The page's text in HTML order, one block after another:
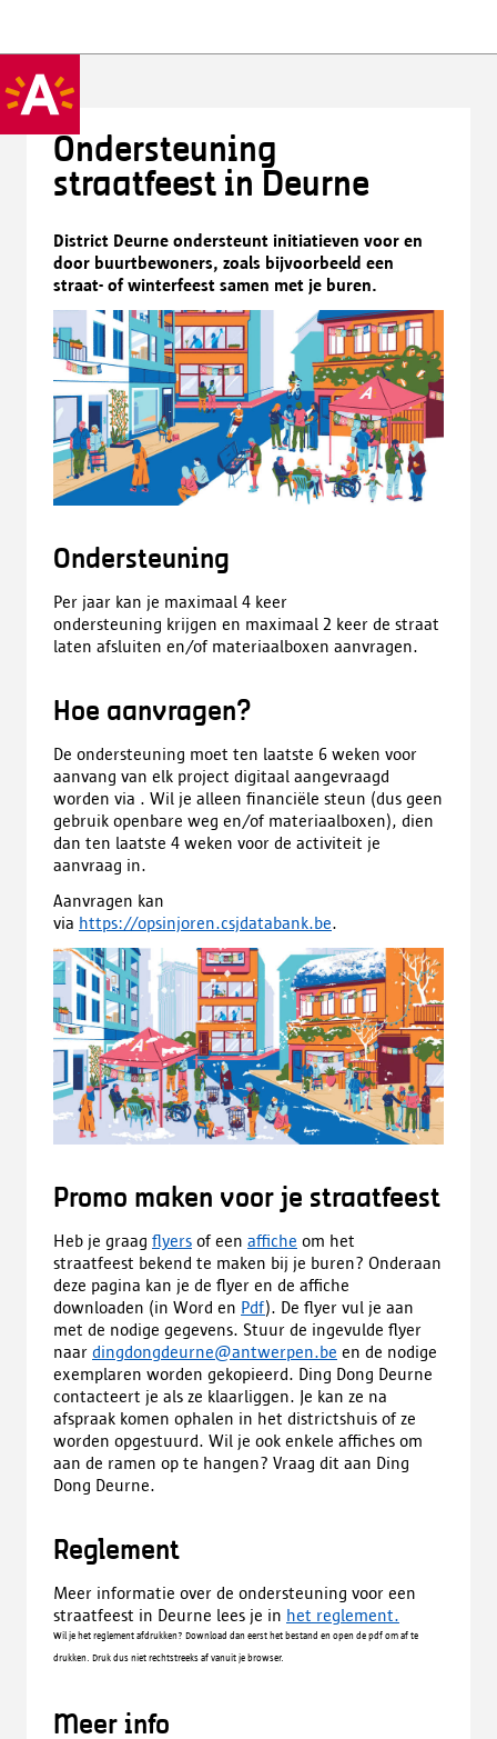
Ondersteuning
straatfeest in Deurne
District Deurne ondersteunt initiatieven voor en
door buurtbewoners, zoals bijvoorbeeld een
straat- of winterfeest samen met je buren.
Ondersteuning
Per jaar kan je maximaal 4 keer
ondersteuning krijgen en maximaal 2 keer de straat
laten afsluiten en/of materiaalboxen aanvragen.
Hoe aanvragen?
De ondersteuning moet ten laatste 6 weken voor
aanvang van elk project digitaal aangevraagd
worden via . Wil je alleen financiële steun (dus geen
gebruik openbare weg en/of materiaalboxen), dien
dan ten laatste 4 weken voor de activiteit je
aanvraag in.
Aanvragen kan
via https://opsinjoren.csjdatabank.be.
Promo maken voor je straatfeest
Heb je graag flyers of een affiche om het
straatfeest bekend te maken bij je buren? Onderaan
deze pagina kan je de flyer en de affiche
downloaden (in Word en Pdf). De flyer vul je aan
met de nodige gegevens. Stuur de ingevulde flyer
naar dingdongdeurne@antwerpen.be en de nodige
exemplaren worden gekopieerd. Ding Dong Deurne
contacteert je als ze klaarliggen. Je kan ze na
afspraak komen ophalen in het districtshuis of ze
worden opgestuurd. Wil je ook enkele affiches om
aan de ramen op te hangen? Vraag dit aan Ding
Dong Deurne.
Reglement
Meer informatie over de ondersteuning voor een
straatfeest in Deurne lees je in het reglement.
Wil je het reglement afdrukken? Download dan eerst het bestand en open de pdf om af te
drukken. Druk dus niet rechtstreeks af vanuit je browser.
Meer info